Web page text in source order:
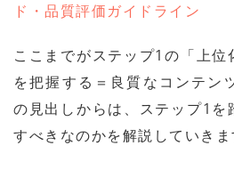
ド・品質評価ガイドライン
ここまでがステップ1の「上
を把握する＝良質なコンテン
の見出しからは、ステップ1を
すべきなのかを解説していきま